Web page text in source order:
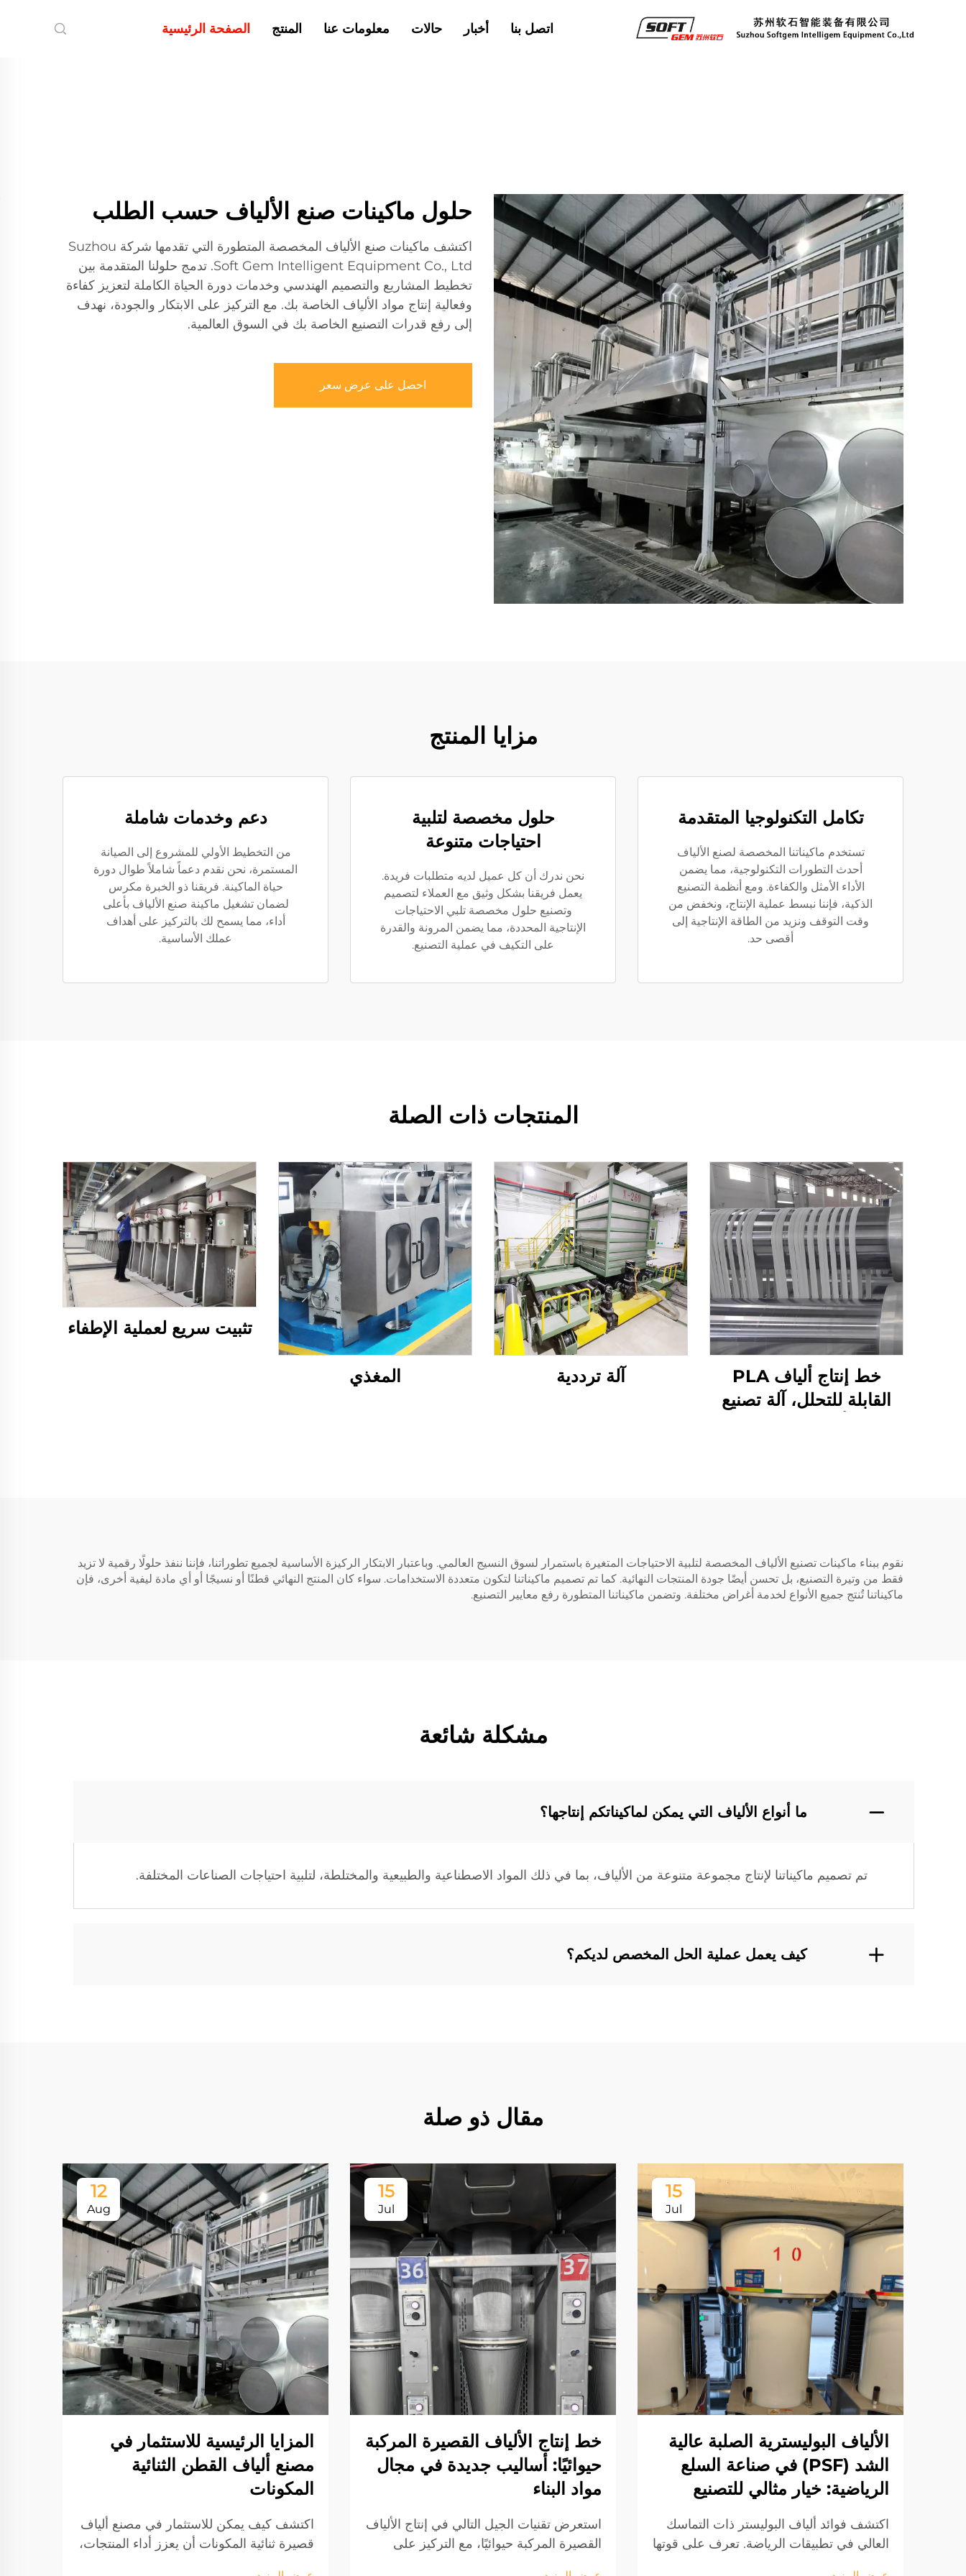
الصفحة الرئيسية المنتج معلومات عنا حالات أخبار اتصل بنا
حلول ماكينات صنع الألياف حسب الطلب
اكتشف ماكينات صنع الألياف المخصصة المتطورة التي تقدمها شركة Suzhou
Soft Gem Intelligent Equipment Co., Ltd. تدمج حلولنا المتقدمة بين
تخطيط المشاريع والتصميم الهندسي وخدمات دورة الحياة الكاملة لتعزيز كفاءة
وفعالية إنتاج مواد الألياف الخاصة بك. مع التركيز على الابتكار والجودة، نهدف
إلى رفع قدرات التصنيع الخاصة بك في السوق العالمية.
احصل على عرض سعر
مزايا المنتج
تكامل التكنولوجيا المتقدمة
تستخدم ماكيناتنا المخصصة لصنع الألياف
أحدث التطورات التكنولوجية، مما يضمن
الأداء الأمثل والكفاءة. ومع أنظمة التصنيع
الذكية، فإننا نبسط عملية الإنتاج، ونخفض من
وقت التوقف ونزيد من الطاقة الإنتاجية إلى
أقصى حد.
حلول مخصصة لتلبية
احتياجات متنوعة
نحن ندرك أن كل عميل لديه متطلبات فريدة.
يعمل فريقنا بشكل وثيق مع العملاء لتصميم
وتصنيع حلول مخصصة تلبي الاحتياجات
الإنتاجية المحددة، مما يضمن المرونة والقدرة
على التكيف في عملية التصنيع.
دعم وخدمات شاملة
من التخطيط الأولي للمشروع إلى الصيانة
المستمرة، نحن نقدم دعماً شاملاً طوال دورة
حياة الماكينة. فريقنا ذو الخبرة مكرس
لضمان تشغيل ماكينة صنع الألياف بأعلى
أداء، مما يسمح لك بالتركيز على أهداف
عملك الأساسية.
المنتجات ذات الصلة
خط إنتاج ألياف PLA
القابلة للتحلل، آلة تصنيع
آلة ترددية المغذي
تثبيت سريع لعملية الإطفاء
نقوم ببناء ماكينات تصنيع الألياف المخصصة لتلبية الاحتياجات المتغيرة باستمرار لسوق النسيج العالمي. وباعتبار الابتكار الركيزة الأساسية لجميع تطوراتنا، فإننا ننفذ حلولًا رقمية لا تزيد
فقط من وتيرة التصنيع، بل تحسن أيضًا جودة المنتجات النهائية. كما تم تصميم ماكيناتنا لتكون متعددة الاستخدامات. سواء كان المنتج النهائي قطنًا أو نسيجًا أو أي مادة ليفية أخرى، فإن
ماكيناتنا تُنتج جميع الأنواع لخدمة أغراض مختلفة. وتضمن ماكيناتنا المتطورة رفع معايير التصنيع.
مشكلة شائعة
ما أنواع الألياف التي يمكن لماكيناتكم إنتاجها؟
تم تصميم ماكيناتنا لإنتاج مجموعة متنوعة من الألياف، بما في ذلك المواد الاصطناعية والطبيعية والمختلطة، لتلبية احتياجات الصناعات المختلفة.
كيف يعمل عملية الحل المخصص لديكم؟
مقال ذو صلة
15
Jul
الألياف البوليسترية الصلبة عالية
الشد (PSF) في صناعة السلع
الرياضية: خيار مثالي للتصنيع
اكتشف فوائد ألياف البوليستر ذات التماسك
العالي في تطبيقات الرياضة. تعرف على قوتها
15
Jul
خط إنتاج الألياف القصيرة المركبة
حيوائيًا: أساليب جديدة في مجال
مواد البناء
استعرض تقنيات الجيل التالي في إنتاج الألياف
القصيرة المركبة حيوائيًا، مع التركيز على
12
Aug
المزايا الرئيسية للاستثمار في
مصنع ألياف القطن الثنائية
المكونات
اكتشف كيف يمكن للاستثمار في مصنع ألياف
قصيرة ثنائية المكونات أن يعزز أداء المنتجات،